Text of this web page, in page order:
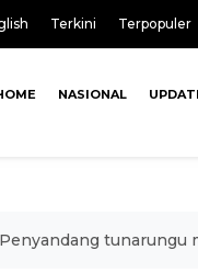
Terkini Terpopuler
NASIONAL
Penyandang tunarungu